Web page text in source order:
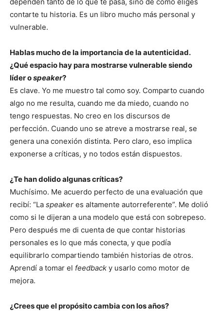
contarte tu historia. Es un libro mucho más personal y
vulnerable.
Hablas mucho de la importancia de la autenticidad.
¿Qué espacio hay para mostrarse vulnerable siendo
líder ospeaker?
Es clave. Yo me muestro tal como soy. Comparto cuando
algo no me resulta, cuando me da miedo, cuando no
tengo respuestas. No creo en los discursos de
perfección. Cuando uno se atreve a mostrarse real, se
genera una conexión distinta. Pero claro, eso implica
exponerse a críticas, y no todos están dispuestos.
¿Te han dolido algunas críticas?
Muchísimo. Me acuerdo perfecto de una evaluación que
recibí: “La speaker es altamente autorreferente”. Me dolió
como si le dijeran a una modelo que está con sobrepeso.
Pero después me di cuenta de que contar historias
personales es lo que más conecta, y que podía
equilibrarlo compartiendo también historias de otros.
Aprendí a tomar el feedback y usarlo como motor de
mejora.
¿Crees que el propósito cambia con los años?